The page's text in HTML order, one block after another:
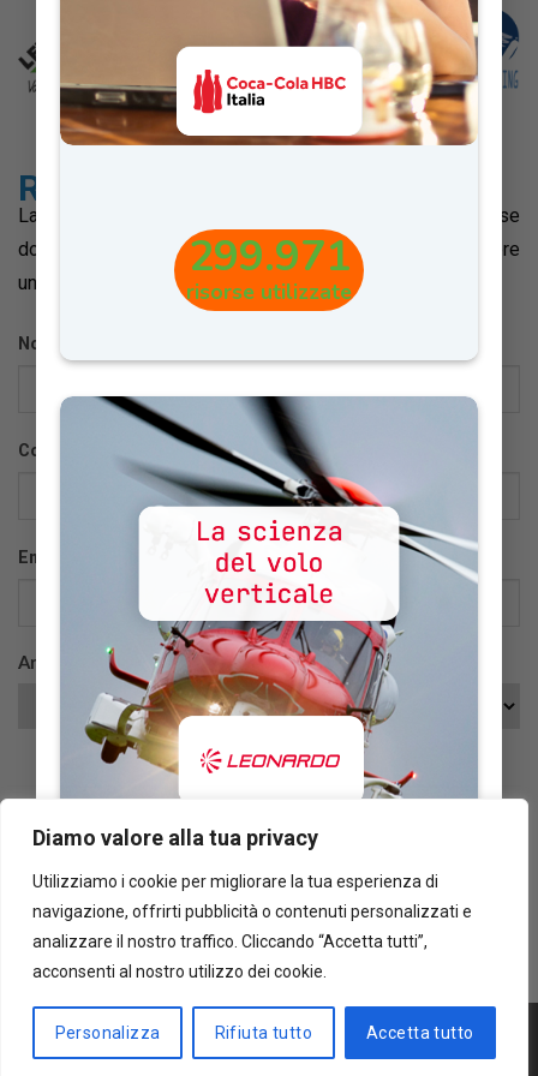
299.971
risorse utilizzate
7.093
risorse utilizzate
Diamo valore alla tua privacy
Utilizziamo i cookie per migliorare la tua esperienza di
navigazione, offrirti pubblicità o contenuti personalizzati e
analizzare il nostro traffico. Cliccando “Accetta tutti”,
acconsenti al nostro utilizzo dei cookie.
Personalizza Rifiuta tutto Accetta tutto
Richiedi informazioni
La nostra redazione
, pertanto, se
dovessi scriverci, dovrai attendere quella data per ricevere
una risposta.
Nome:
Cognome:
Email:
Copyright 2023 ©CivicaMente Srl|Dati societari
Privacy policy - Cookie
policy